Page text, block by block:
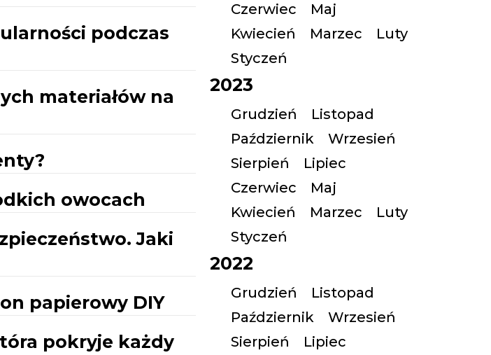
podczas
materiałów na
owocach
Jaki
papierowy DIY
pokryje każdy
Czerwiec
Maj
Kwiecień
Marzec
Luty
Styczeń
2023
Grudzień
Listopad
Październik
Wrzesień
Sierpień
Lipiec
Czerwiec
Maj
Kwiecień
Marzec
Luty
Styczeń
2022
Grudzień
Listopad
Październik
Wrzesień
Sierpień
Lipiec